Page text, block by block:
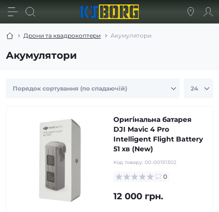
Дрони та квадрокоптери Акумулятори
Акумулятори
Оригінальна батарея
DJI Mavic 4 Pro
Intelligent Flight Battery
51 хв (New)
Код товару: 00-00151302
0
12 000 грн.